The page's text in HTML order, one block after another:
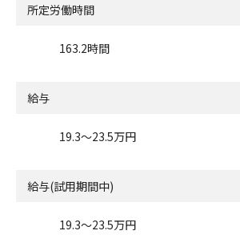
所定労働時間
163.2時間
給与
19.3〜23.5万円
給与(試用期間中)
19.3〜23.5万円